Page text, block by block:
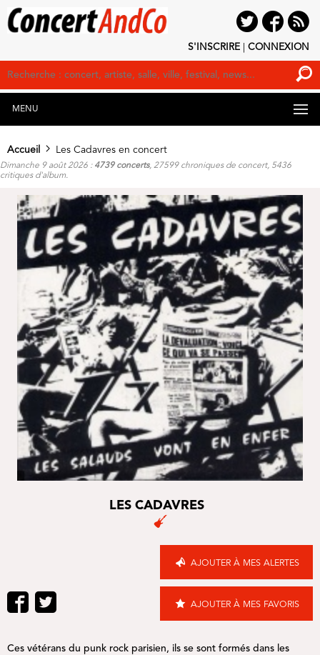
S'INSCRIRE CONNEXION
MENU
Accueil Les Cadavres en concert
Dimanche 9 août 2026 : 4739 concerts, 27599 chroniques de concert, 5436
critiques d'album.
LES CADAVRES
AJOUTER À MES ALERTES
AJOUTER À MES FAVORIS
Ces vétérans du punk rock parisien, ils se sont formés dans les